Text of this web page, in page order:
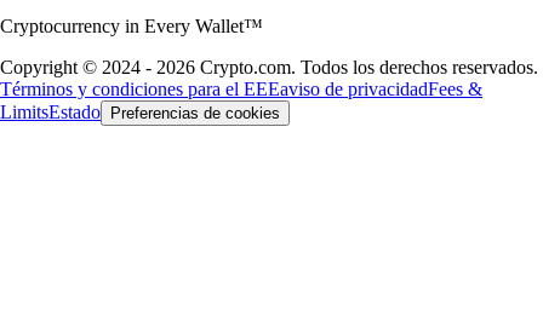
Cryptocurrency in Every Wallet™
Copyright © 2024 - 2026 Crypto.com. Todos los derechos reservados.
Términos y condiciones para el EEEaviso de privacidadFees &
LimitsEstado Preferencias de cookies